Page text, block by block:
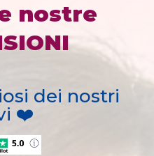
nostre
dei nostri
❤️